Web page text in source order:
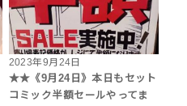
2023年9月24日
★★《9月24日》本日もセット
コミック半額セールやってま